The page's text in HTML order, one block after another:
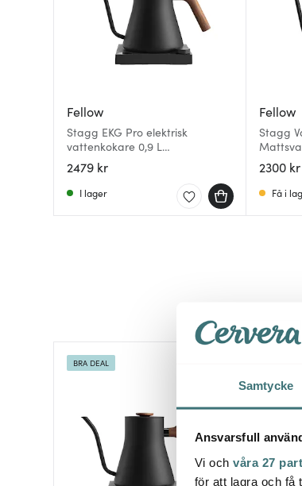
Samtycke
Ansvarsfull
Vi och våra 27
för att lagra och få
Fellow
Stagg EKG Pro elektrisk
vattenkokare 0,9 L
mattsvart/valnöt
2479 kr
I lager
Fellow
Stagg
2300 kr
Få i
BRA DEAL